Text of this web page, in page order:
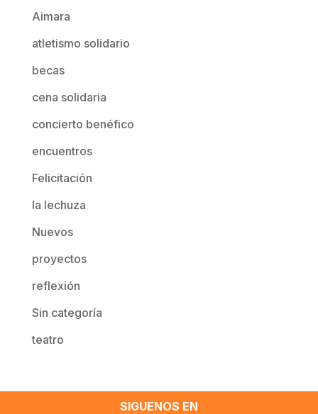
Aimara
atletismo solidario
becas
cena solidaria
concierto benéfico
encuentros
Felicitación
la lechuza
Nuevos
proyectos
reflexión
Sin categoría
teatro
SIGUENOS EN